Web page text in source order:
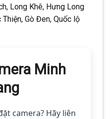
Long Khê, Hưng Long
Gò Đen, Quốc lộ
Minh
camera? Hãy liên